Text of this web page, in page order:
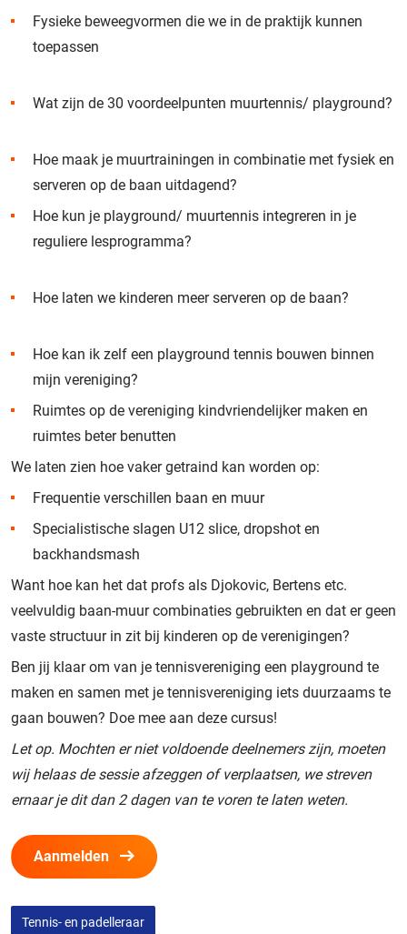
Fysieke beweegvormen die we in de praktijk kunnen
toepassen
Wat zijn de 30 voordeelpunten muurtennis/ playground?
Hoe maak je muurtrainingen in combinatie met fysiek en
serveren op de baan uitdagend?
Hoe kun je playground/ muurtennis integreren in je
reguliere lesprogramma?
Hoe laten we kinderen meer serveren op de baan?
Hoe kan ik zelf een playground tennis bouwen binnen
mijn vereniging?
Ruimtes op de vereniging kindvriendelijker maken en
ruimtes beter benutten
We laten zien hoe vaker getraind kan worden op:
Frequentie verschillen baan en muur
Specialistische slagen U12 slice, dropshot en
backhandsmash
Want hoe kan het dat profs als Djokovic, Bertens etc.
veelvuldig baan-muur combinaties gebruikten en dat er geen
vaste structuur in zit bij kinderen op de verenigingen?
Ben jij klaar om van je tennisvereniging een playground te
maken en samen met je tennisvereniging iets duurzaams te
gaan bouwen? Doe mee aan deze cursus!
Let op. Mochten er niet voldoende deelnemers zijn, moeten
wij helaas de sessie afzeggen of verplaatsen, we streven
ernaar je dit dan 2 dagen van te voren te laten weten.
Aanmelden
Tennis- en padelleraar